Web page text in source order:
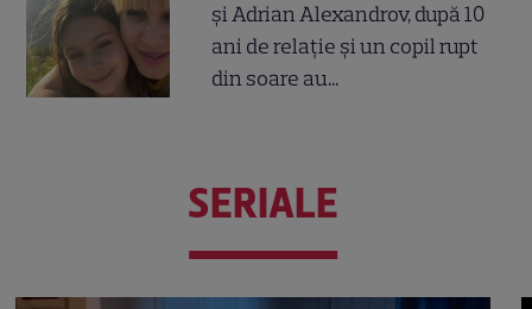
și Adrian Alexandrov, după 10
ani de relație și un copil rupt
din soare au...
SERIALE